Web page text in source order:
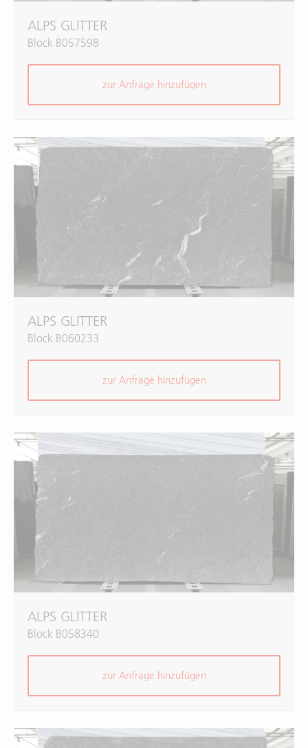
ALPS GLITTER
Block B057598
zur Anfrage hinzufügen
ALPS GLITTER
Block B060233
zur Anfrage hinzufügen
ALPS GLITTER
Block B058340
zur Anfrage hinzufügen